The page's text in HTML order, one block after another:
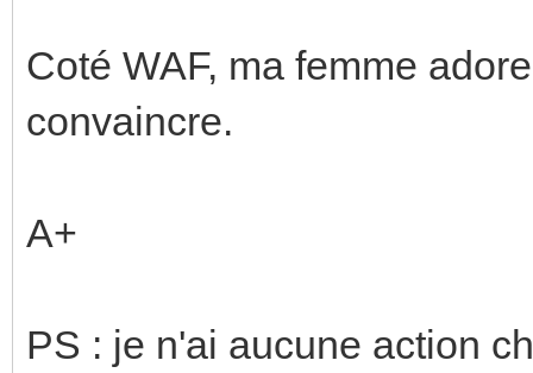
Coté WAF, ma femme
convaincre.
A+
PS : je n'ai aucune action